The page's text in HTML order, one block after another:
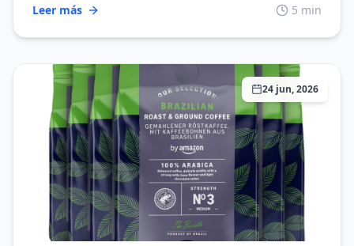
Leer más 5 min
24 jun, 2026